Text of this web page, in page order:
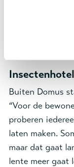
broodjes
zelf te koken.
Insectenhotel
Buiten Domus
“Voor de
proberen
laten maken.
maar dat gaat
lente meer gaat